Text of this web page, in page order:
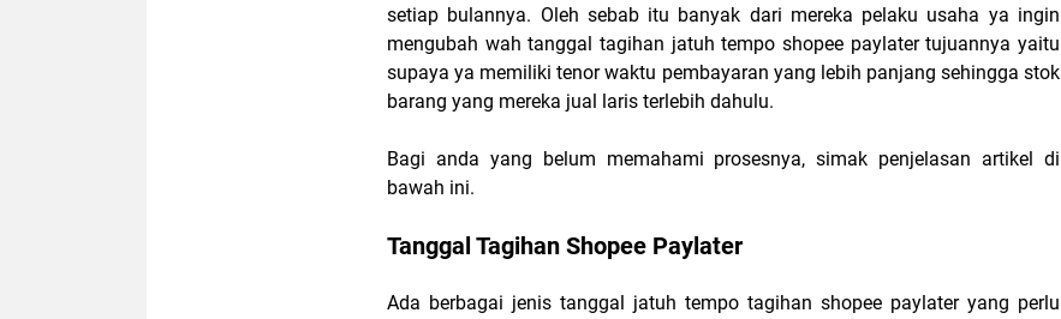
setiap bulannya. Oleh sebab itu banyak dari mereka pelaku usaha ya ingin
mengubah wah tanggal tagihan jatuh tempo shopee paylater tujuannya yaitu
supaya ya memiliki tenor waktu pembayaran yang lebih panjang sehingga stok
barang yang mereka jual laris terlebih dahulu.
Bagi anda yang belum memahami prosesnya, simak penjelasan artikel di
bawah ini.
Tanggal Tagihan Shopee Paylater
Ada berbagai jenis tanggal jatuh tempo tagihan shopee paylater yang perlu